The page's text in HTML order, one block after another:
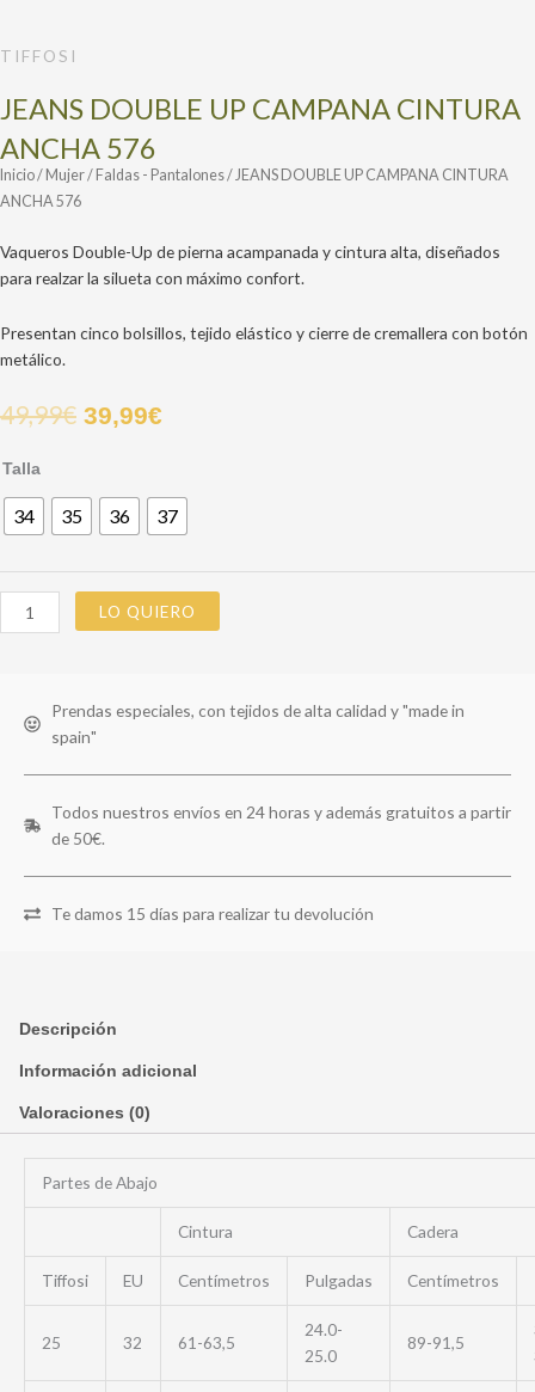
TIFFOSI
JEANS DOUBLE UP CAMPANA CINTURA
ANCHA 576
Inicio/ Mujer/ Faldas - Pantalones/ JEANS DOUBLE UP CAMPANA CINTURA
ANCHA 576
Vaqueros Double-Up de pierna acampanada y cintura alta, diseñados
para realzar la silueta con máximo confort.
Presentan cinco bolsillos, tejido elástico y cierre de cremallera con botón
metálico.
49,99€ 39,99€
Talla
34 35 36 37
LO QUIERO
Prendas especiales, con tejidos de alta calidad y "made in
spain"
Todos nuestros envíos en 24 horas y además gratuitos a partir
de 50€.
Te damos 15 días para realizar tu devolución
Descripción
Información adicional
Valoraciones (0)
Partes de Abajo
Cintura Cadera
Tiffosi EU Centímetros Pulgadas Centímetros
25 32 61-63,5
24.0-
25.0
89-91,5